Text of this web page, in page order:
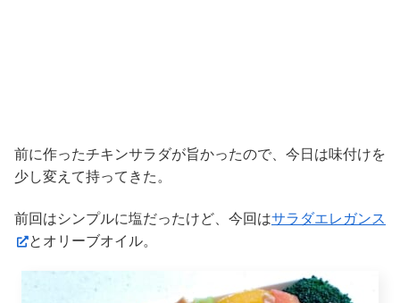
前に作ったチキンサラダが旨かったので、今日は味付けを
少し変えて持ってきた。
前回はシンプルに塩だったけど、今回はサラダエレガンス
とオリーブオイル。